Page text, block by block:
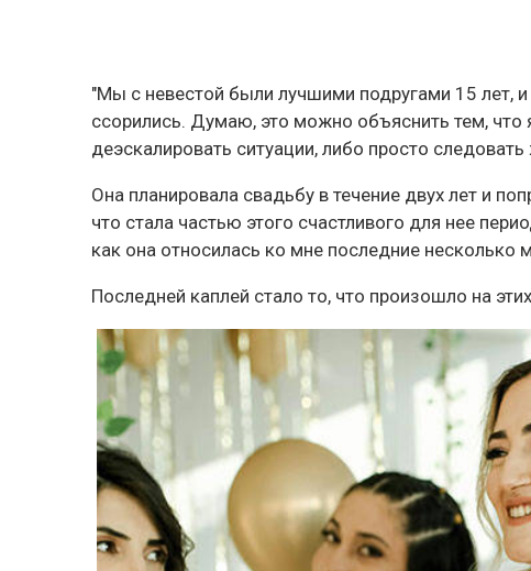
"Мы с невестой были лучшими подругами 15 лет,
ссорились. Думаю, это можно объяснить тем,
деэскалировать ситуации, либо просто
Она планировала свадьбу в течение двух лет и
что стала частью этого счастливого для нее
как она относилась ко мне последние несколько
Последней каплей стало то, что произошло на